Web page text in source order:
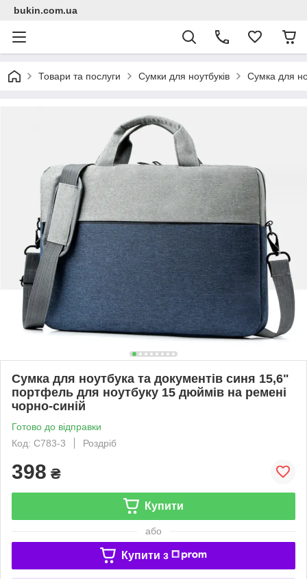
bukin.com.ua
Товари та послуги Сумки для ноутбуків Сумка для
Сумка для ноутбука та документів синя 15,6"
портфель для ноутбуку 15 дюймів на ремені
чорно-синій
Готово до відправки
Код: C783-3
Роздріб
398 ₴
Купити
або
Купити з